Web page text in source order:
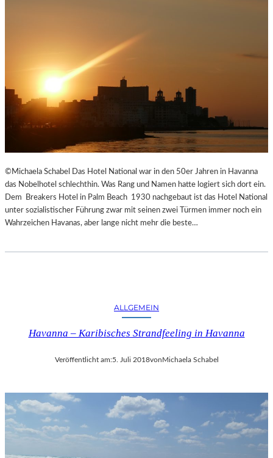
©Michaela Schabel Das Hotel National war in den 50er Jahren in Havanna
das Nobelhotel schlechthin. Was Rang und Namen hatte logiert sich dort ein.
Dem Breakers Hotel in Palm Beach 1930 nachgebaut ist das Hotel National
unter sozialistischer Führung zwar mit seinen zwei Türmen immer noch ein
Wahrzeichen Havanas, aber lange nicht mehr die beste…
ALLGEMEIN
Havanna – Karibisches Strandfeeling in Havanna
Veröffentlicht am:5. Juli 2018vonMichaela Schabel